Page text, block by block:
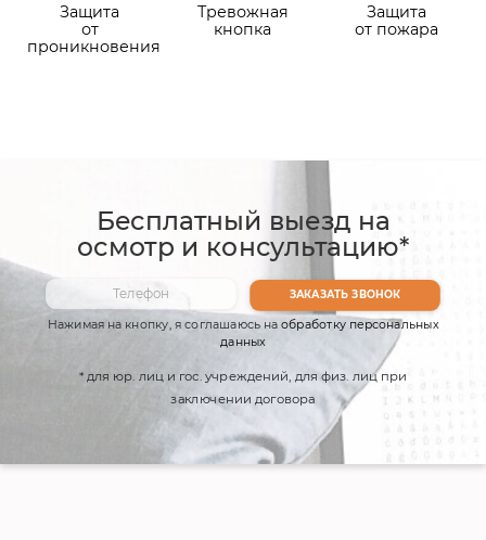
Защита
от
проникновения
Тревожная
кнопка
Защита
от пожара
Бесплатный выезд на
осмотр и консультацию*
Нажимая на кнопку, я соглашаюсь наобработку персональных
данных
* для юр. лиц и гос. учреждений, для физ. лиц при
заключении договора